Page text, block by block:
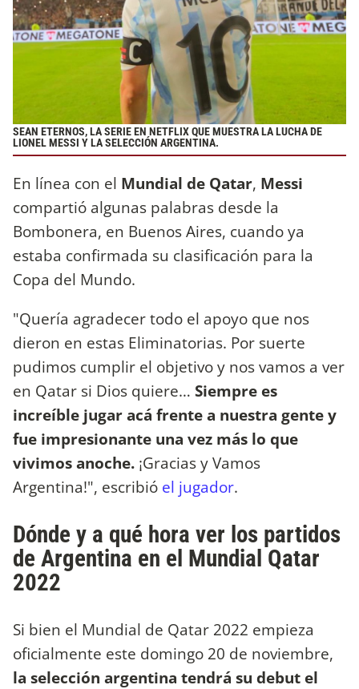
SEAN ETERNOS, LA SERIE EN NETFLIX QUE MUESTRA LA LUCHA DE
LIONEL MESSI Y LA SELECCIÓN ARGENTINA.
En línea con el Mundial de Qatar, Messi
compartió algunas palabras desde la
Bombonera, en Buenos Aires, cuando ya
estaba confirmada su clasificación para la
Copa del Mundo.
"Quería agradecer todo el apoyo que nos
dieron en estas Eliminatorias. Por suerte
pudimos cumplir el objetivo y nos vamos a ver
en Qatar si Dios quiere… Siempre es
increíble jugar acá frente a nuestra gente y
fue impresionante una vez más lo que
vivimos anoche. ¡Gracias y Vamos
Argentina!", escribió el jugador.
Dónde y a qué hora ver los partidos
de Argentina en el Mundial Qatar
2022
Si bien el Mundial de Qatar 2022 empieza
oficialmente este domingo 20 de noviembre,
la selección argentina tendrá su debut el